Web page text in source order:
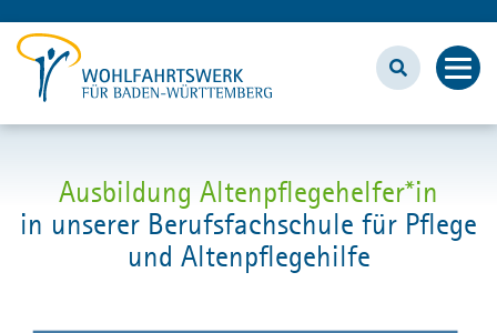
Fort- und Weiterbildung
Ausbildung Altenpflegehelfer*in
in unserer Berufsfachschule für Pflege
und Altenpflegehilfe